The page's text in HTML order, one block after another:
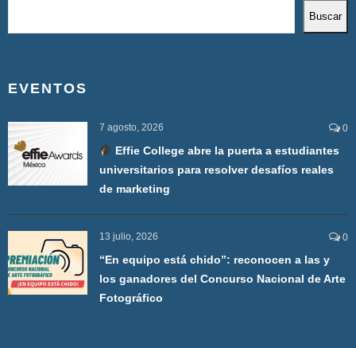
Buscar
EVENTOS
7 agosto, 2026 0
Effie College abre la puerta a estudiantes
universitarios para resolver desafíos reales
de marketing
13 julio, 2026 0
“En equipo está chido”: reconocen a las y
los ganadores del Concurso Nacional de Arte
Fotográfico